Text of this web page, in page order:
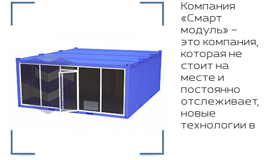
Компания
«Смарт
модуль» –
это компания,
которая не
стоит на
месте и
постоянно
отслеживает,
новые
технологии в